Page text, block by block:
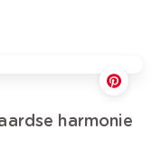
harmonie